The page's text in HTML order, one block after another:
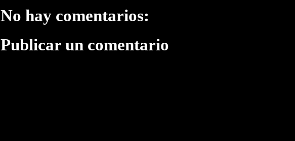
No hay comentarios:
Publicar un comentario